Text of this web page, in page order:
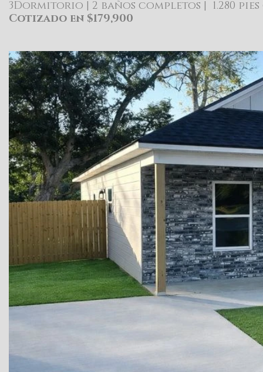
3Dormitorio | 2 baños completos | 1.280
Cotizado en $179,900